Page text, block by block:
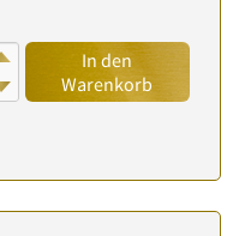
In den
Warenkorb